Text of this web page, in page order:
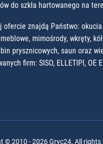
do szkła hartowanego na
ofercie znajdą Państwo:
mimośrody, wkręty,
prysznicowych, saun oraz
firm: SISO, ELLETIPI, OE
© 2010 - 2026 Gryc24. All rights